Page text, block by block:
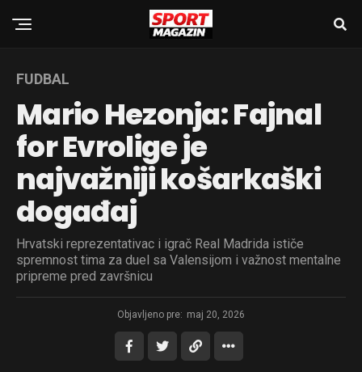
FUDBAL
Mario Hezonja: Fajnal
for Evrolige je
najvažniji košarkaški
događaj
Hrvatski reprezentativac i igrač Real Madrida ističe
spremnost tima za duel sa Valensijom i važnost mentalne
pripreme pred završnicu
Objavljeno pre: maj 20, 2026